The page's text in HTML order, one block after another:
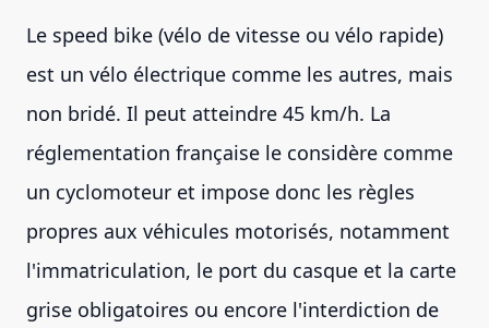
Le speed bike (vélo de vitesse ou vélo rapide)
est un vélo électrique comme les autres, mais
non bridé. Il peut atteindre 45 km/h. La
réglementation française le considère comme
un cyclomoteur et impose donc les règles
propres aux véhicules motorisés, notamment
l'immatriculation, le port du casque et la carte
grise obligatoires ou encore l'interdiction de